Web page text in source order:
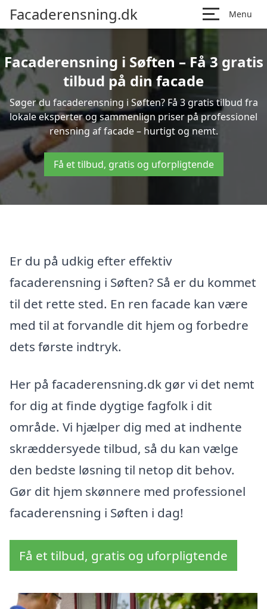
Facaderensning.dk Menu
Facaderensning i Søften – Få 3 gratis
tilbud på din facade
Søger du facaderensning i Søften? Få 3 gratis tilbud fra
lokale eksperter og sammenlign priser på professionel
rensning af facade – hurtigt og nemt.
Få et tilbud, gratis og uforpligtende
Er du på udkig efter effektiv
facaderensning i Søften? Så er du kommet
til det rette sted. En ren facade kan være
med til at forvandle dit hjem og forbedre
dets første indtryk.
Her på facaderensning.dk gør vi det nemt
for dig at finde dygtige fagfolk i dit
område. Vi hjælper dig med at indhente
skræddersyede tilbud, så du kan vælge
den bedste løsning til netop dit behov.
Gør dit hjem skønnere med professionel
facaderensning i Søften i dag!
Få et tilbud, gratis og uforpligtende